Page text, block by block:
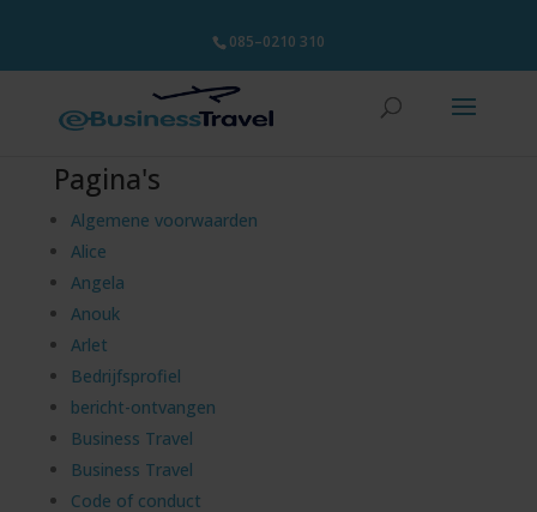
085–0210 310
Pagina's
Algemene voorwaarden
Alice
Angela
Anouk
Arlet
Bedrijfsprofiel
bericht-ontvangen
Business Travel
Business Travel
Code of conduct